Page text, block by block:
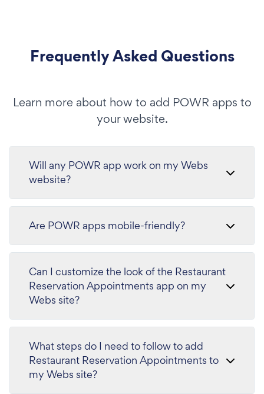
Frequently Asked Questions
Learn more about how to add POWR apps to
your website.
Will any POWR app work on my Webs
website?
Are POWR apps mobile-friendly?
Can I customize the look of the Restaurant
Reservation Appointments app on my
Webs site?
What steps do I need to follow to add
Restaurant Reservation Appointments to
my Webs site?